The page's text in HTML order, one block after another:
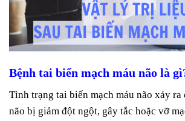
Bệnh tai biến mạch máu não là
Tình trạng tai biến mạch máu não xảy
não bị giảm đột ngột, gây tắc hoặc vỡ